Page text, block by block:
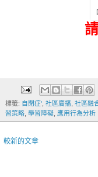
標籤: 自閉症' 社區廣播 社區融
習策略 學習障礙 應用行為分析
較新的文章